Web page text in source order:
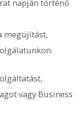
napján történő
megújítást,
vagy Business